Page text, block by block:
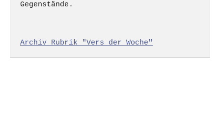
Gegenstände.
Archiv Rubrik "Vers der Woche"